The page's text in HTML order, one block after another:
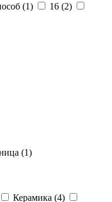
(1) 16 (2)
(1)
Керамика (4)